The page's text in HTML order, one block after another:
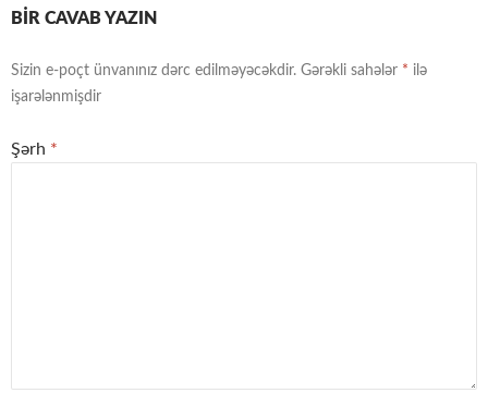
BIR CAVAB YAZIN
Sizin e-poçt ünvanınız dərc edilməyəcəkdir. Gərəkli sahələr * ilə
işarələnmişdir
Şərh *